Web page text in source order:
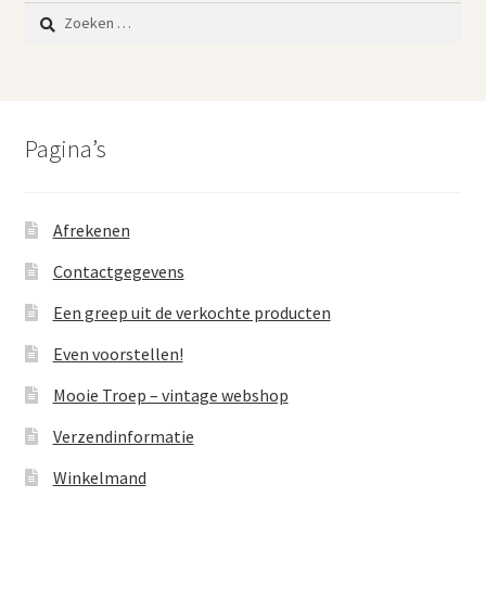
Zoeken
naar:
Pagina’s
Afrekenen
Contactgegevens
Een greep uit de verkochte producten
Even voorstellen!
Mooie Troep – vintage webshop
Verzendinformatie
Winkelmand